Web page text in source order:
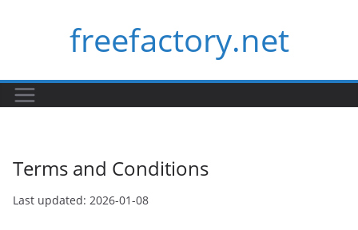
freefactory.net
Terms and Conditions
Last updated: 2026-01-08